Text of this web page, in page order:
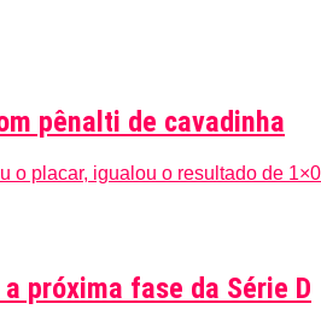
pênalti de cavadinha
o placar, igualou o resultado de
próxima fase da Série D